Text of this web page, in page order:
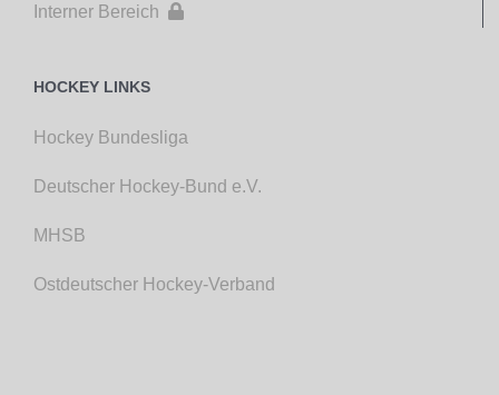
Interner Bereich 
HOCKEY LINKS
Hockey Bundesliga
Deutscher Hockey-Bund e.V.
MHSB
Ostdeutscher Hockey-Verband